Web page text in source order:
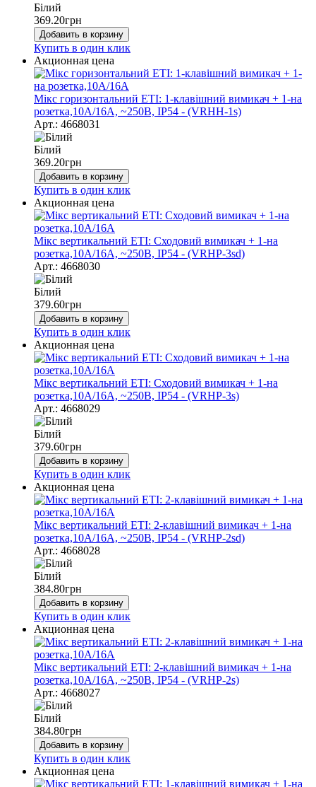
Білий
369.20грн
Добавить в корзину
Купить в один клик
Акционная цена
Мікс горизонтальний ЕТІ: 1-клавішний вимикач + 1-на
розетка,10А/16А, ~250В, IP54 - (VRHH-1s)
Арт.: 4668031
Білий
369.20грн
Добавить в корзину
Купить в один клик
Акционная цена
Мікс вертикальний ЕТІ: Сходовий вимикач + 1-на
розетка,10А/16А, ~250В, IP54 - (VRHP-3sd)
Арт.: 4668030
Білий
379.60грн
Добавить в корзину
Купить в один клик
Акционная цена
Мікс вертикальний ЕТІ: Сходовий вимикач + 1-на
розетка,10А/16А, ~250В, IP54 - (VRHP-3s)
Арт.: 4668029
Білий
379.60грн
Добавить в корзину
Купить в один клик
Акционная цена
Мікс вертикальний ЕТІ: 2-клавішний вимикач + 1-на
розетка,10А/16А, ~250В, IP54 - (VRHP-2sd)
Арт.: 4668028
Білий
384.80грн
Добавить в корзину
Купить в один клик
Акционная цена
Мікс вертикальний ЕТІ: 2-клавішний вимикач + 1-на
розетка,10А/16А, ~250В, IP54 - (VRHP-2s)
Арт.: 4668027
Білий
384.80грн
Добавить в корзину
Купить в один клик
Акционная цена